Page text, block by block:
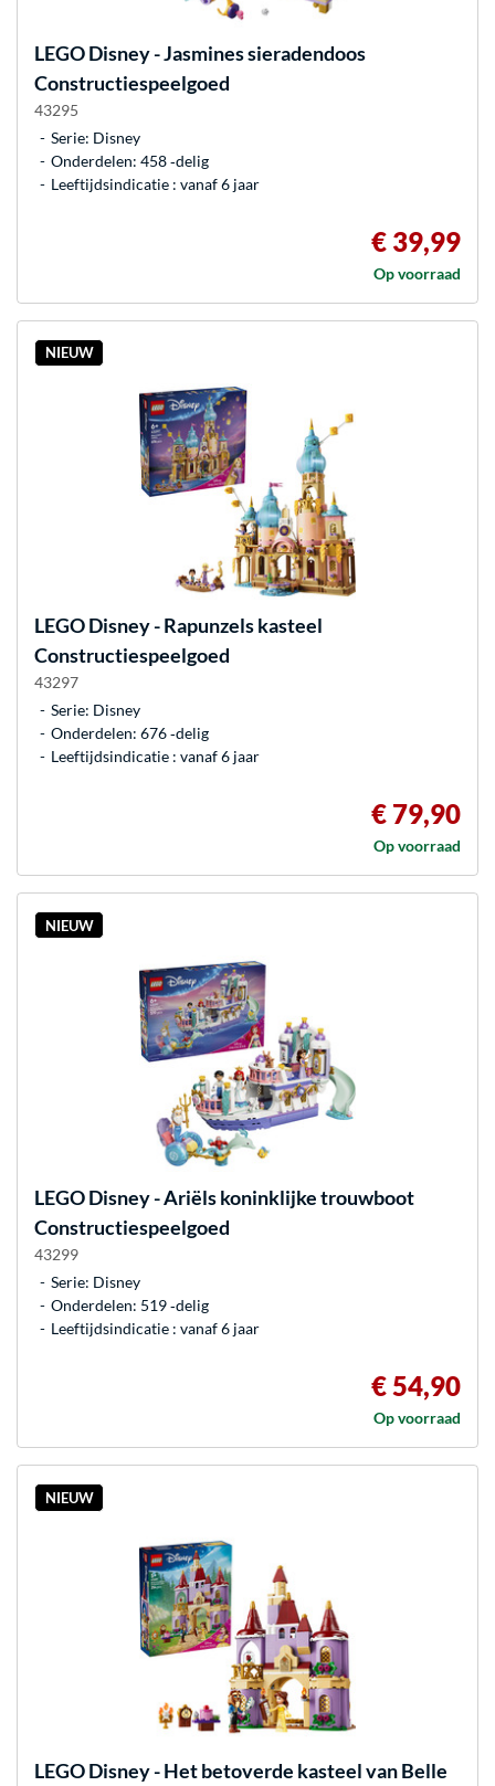
LEGODisney - Jasmines sieradendoos
Constructiespeelgoed
43295
Serie: Disney
Onderdelen: 458 ‐delig
Leeftijdsindicatie : vanaf 6 jaar
€ 39,99
Op voorraad
NIEUW
LEGODisney - Rapunzels kasteel
Constructiespeelgoed
43297
Serie: Disney
Onderdelen: 676 ‐delig
Leeftijdsindicatie : vanaf 6 jaar
€ 79,90
Op voorraad
NIEUW
LEGODisney - Ariëls koninklijke trouwboot
Constructiespeelgoed
43299
Serie: Disney
Onderdelen: 519 ‐delig
Leeftijdsindicatie : vanaf 6 jaar
€ 54,90
Op voorraad
NIEUW
LEGODisney - Het betoverde kasteel van Belle